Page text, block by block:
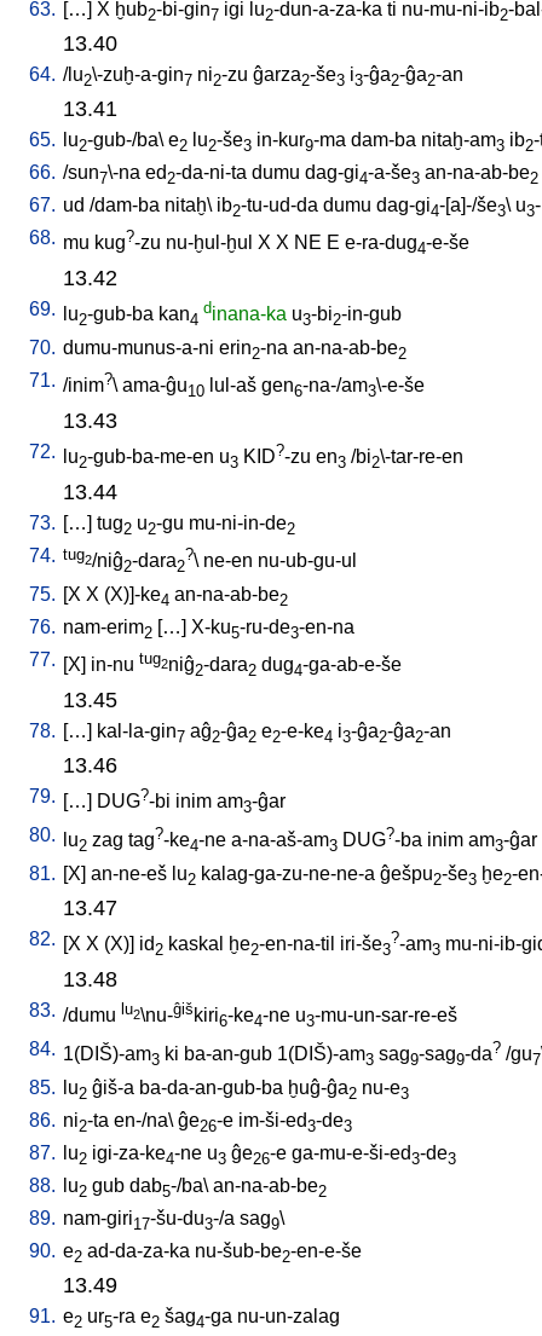
63. […] X ḫub2-bi-gin7 igi lu2-dun-a-za-ka ti nu-mu-ni-ib2-
13.40
64. /lu2\-zuḫ-a-gin7 ni2-zu ĝarza2-še3 i3-ĝa2-ĝa2-an
13.41
65. lu2-gub-/ba\ e2 lu2-še3 in-kur9-ma dam-ba nitaḫ-am3 ib2
66. /sun7\-na ed 2-da-ni-ta dumu dag-gi4-a-še3 an-na-ab-be2
67. ud /dam-ba nitaḫ\ ib2-tu-ud-da dumu dag-gi4-[a]-/še3\ u3
68. mu kug?-zu nu-ḫul-ḫul X X NE E e-ra-dug4-e-še
13.42
69. lu2-gub-ba kan4
dinana-ka u3-bi2-in-gub
70. dumu-munus-a-ni erin2-na an-na-ab-be2
71. /inim?\ ama-ĝu10 lul-aš gen6-na-/am3\-e-še
13.43
72. lu2-gub-ba-me-en u3 KID?-zu en3 /bi2\-tar-re-en
13.44
73. […] tug2 u2-gu mu-ni-in-de2
74. tug2/niĝ2-dara2
?\ ne-en nu-ub-gu-ul
75. [X X (X)]-ke4 an-na-ab-be2
76. nam-erim2 […] X-ku5-ru-de3-en-na
77. [X] in-nu tug2niĝ2-dara2 dug4-ga-ab-e-še
13.45
78. […] kal-la-gin7 aĝ2-ĝa2 e2-e-ke4 i3-ĝa2-ĝa2-an
13.46
79. […] DUG?-bi inim am3-ĝar
80.
lu2 zag tag?-ke4-ne a-na-aš-am3 DUG?-ba inim am3-ĝar
81. [X] an-ne-eš lu2 kalag-ga-zu-ne-ne-a ĝešpu2-še3 ḫe2-
13.47
82. [X X (X)] id2 kaskal ḫe2-en-na-til iri-še3
?-am3 mu-ni-ib-
13.48
83. /dumu lu2\nu-ĝiš kiri6-ke4-ne u3-mu-un-sar-re-eš
84. 1(DIŠ)-am3 ki ba-an-gub 1(DIŠ)-am3 sag9-sag9-da? /gu7
85.
lu2 ĝiš-a ba-da-an-gub-ba ḫuĝ-ĝa2 nu-e3
86. ni2-ta en-/na\ ĝe26-e im-ši-ed3-de3
87. lu2 igi-za-ke4-ne u3 ĝe26-e ga-mu-e-ši-ed3-de3
88. lu2 gub dab5-/ba\ an-na-ab-be2
89. nam-giri17-šu-du3-/a sag9\
90. e2 ad-da-za-ka nu-šub-be2-en-e-še
13.49
91. e2 ur5-ra e2 šag4-ga nu-un-zalag